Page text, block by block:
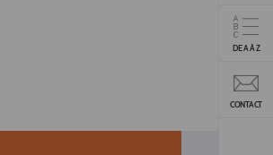
DE A À Z
CONTACT